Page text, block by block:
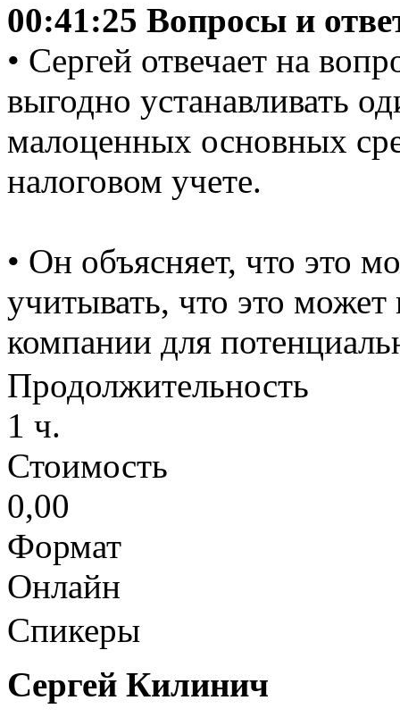
00:41:25 Вопросы и
• Сергей отвечает на
выгодно устанавливать
малоценных основных
налоговом учете.
• Он объясняет, что это
учитывать, что это может
компании для
Продолжительность
1 ч.
Стоимость
0,00
Формат
Онлайн
Спикеры
Сергей Килинич